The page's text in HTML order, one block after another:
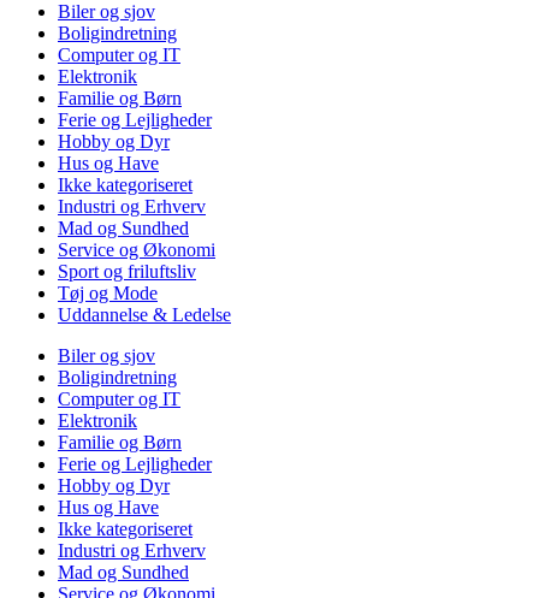
Biler og sjov
Boligindretning
Computer og IT
Elektronik
Familie og Børn
Ferie og Lejligheder
Hobby og Dyr
Hus og Have
Ikke kategoriseret
Industri og Erhverv
Mad og Sundhed
Service og Økonomi
Sport og friluftsliv
Tøj og Mode
Uddannelse & Ledelse
Biler og sjov
Boligindretning
Computer og IT
Elektronik
Familie og Børn
Ferie og Lejligheder
Hobby og Dyr
Hus og Have
Ikke kategoriseret
Industri og Erhverv
Mad og Sundhed
Service og Økonomi